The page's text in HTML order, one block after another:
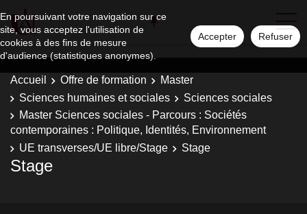
En poursuivant votre navigation sur ce
site, vous acceptez l'utilisation de
cookies à des fins de mesure
d'audience (statistiques anonymes).
Accepter Refuser
Accueil Offre de formation
Master
Sciences humaines et sociales
Sciences sociales
Master Sciences sociales - Parcours : Sociétés
contemporaines : Politique, Identités, Environnement
UE transverses/UE libre/Stage
Stage
Stage